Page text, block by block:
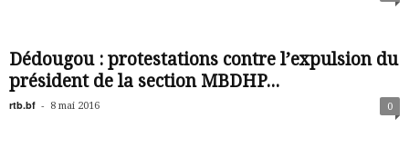
Dédougou : protestations contre l’expulsion du
président de la section MBDHP...
rtb.bf - 8 mai 2016 0